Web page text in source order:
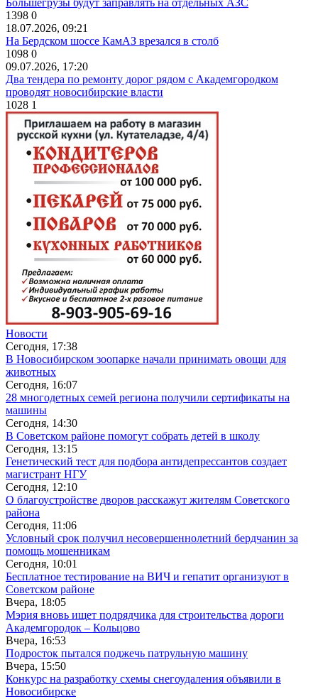
Большегрузы будут заправлять на отдельных АЗС
1398 0
18.07.2026, 09:21
На Бердском шоссе КамАЗ врезался в столб
1098 0
09.07.2026, 17:20
Два тендера по ремонту дорог рядом с Академгородком
проводят новосибирские власти
1028 1
Новости
Сегодня, 17:38
В Новосибирском зоопарке начали принимать овощи для
животных
Сегодня, 16:07
28 многодетных семей региона получили сертификаты на
машины
Сегодня, 14:30
В Советском районе помогут собрать детей в школу
Сегодня, 13:15
Генетический тест для подбора антидепрессантов создает
магистрант НГУ
Сегодня, 12:10
О благоустройстве дворов расскажут жителям Советского
района
Сегодня, 11:06
Условный срок получил несовершеннолетний бердчанин за
помощь мошенникам
Сегодня, 10:01
Бесплатное тестирование на ВИЧ и гепатит организуют в
Советском районе
Вчера, 18:05
Мэрия вновь ищет подрядчика для строительства дороги
Академгородок – Кольцово
Вчера, 16:53
Подросток пытался поджечь патрульную машину
Вчера, 15:50
Конкурс на разработку схемы снегоудаления объявили в
Новосибирске